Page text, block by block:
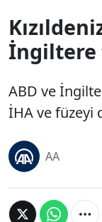
İngiltere
ABD ve
İHA ve füzeyi
AA